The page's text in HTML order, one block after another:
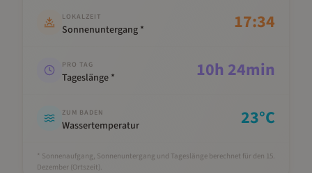
LOKALZEIT
Sonnenuntergang * 17:34
PRO TAG
Tageslänge * 10h 24min
ZUM BADEN
Wassertemperatur 23°C
* Sonnenaufgang, Sonnenuntergang und Tageslänge berechnet für den 15.
Dezember (Ortszeit).